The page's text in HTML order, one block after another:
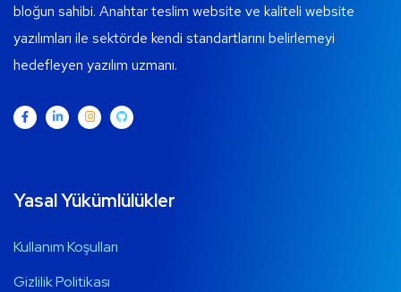
bloğun sahibi. Anahtar teslim website ve kaliteli website
yazılımları ile sektörde kendi standartlarını belirlemeyi
hedefleyen yazılım uzmanı.
Yasal Yükümlülükler
Kullanım Koşulları
Gizlilik Politikası